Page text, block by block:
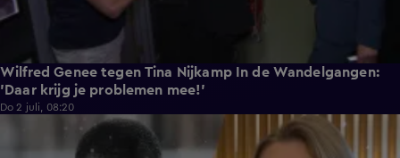
Wilfred Genee tegen Tina Nijkamp In de Wandelgangen:
'Daar krijg je problemen mee!'
Do 2 juli, 08:20